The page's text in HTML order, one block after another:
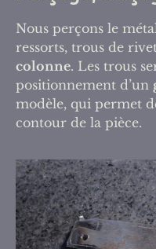
Nous perçons le
ressorts, trous de
colonne. Les trous
positionnement d’un
modèle, qui permet
contour de la pièce.